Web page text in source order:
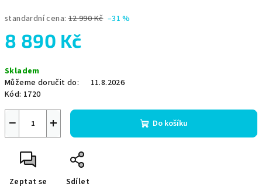
standardní cena: 12 990 Kč –31 %
8 890 Kč
cena:
Skladem
Můžeme doručit do:
11.8.2026
Kód: 1720
+
− Do košíku
Zeptat se Sdílet